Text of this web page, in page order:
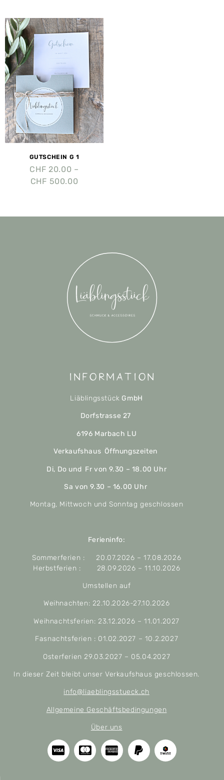
GUTSCHEIN G 1
CHF 20.00 –
CHF 500.00
Information
Liäblingsstück GmbH
Dorfstrasse 27
6196 Marbach LU
Verkaufshaus Öffnungszeiten
Di, Do und Fr von 9.30 – 18.00 Uhr
Sa von 9.30 – 16.00 Uhr
Montag, Mittwoch und Sonntag geschlossen
Ferieninfo:
Sommerferien : 20.07.2026 – 17.08.2026
Herbstferien : 28.09.2026 – 11.10.2026
Umstellen auf
Weihnachten: 22.10.2026-27.10.2026
Weihnachtsferien: 23.12.2026 – 11.01.2027
Fasnachtsferien : 01.02.2027 – 10.2.2027
Osterferien 29.03.2027 – 05.04.2027
In dieser Zeit bleibt unser Verkaufshaus geschlossen.
info@liaeblingsstueck.ch
Allgemeine Geschäftsbedingungen
Über uns